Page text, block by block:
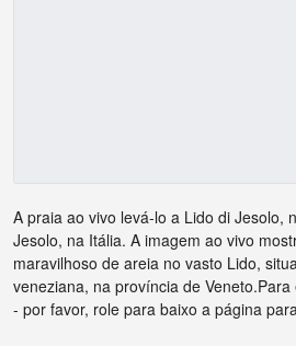
A praia ao vivo levá-lo a Lido di Jesolo,
Jesolo, na Itália. A imagem ao vivo
maravilhoso de areia no vasto Lido,
veneziana, na província de
- por favor, role para baixo a página